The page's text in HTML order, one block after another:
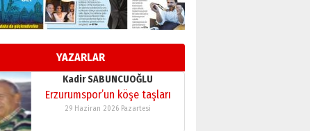
YAZARLAR
Esat BİNDESEN
Başkan Sekmen’den Erzurum’a
bir vizyon proje daha!
02 Ağustos 2026 Pazar
Kadir SABUNCUOĞLU
Erzurumspor’un köşe taşları
29 Haziran 2026 Pazartesi